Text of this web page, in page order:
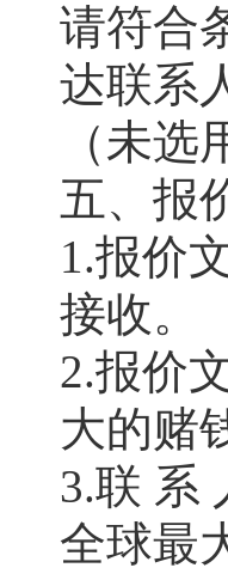
请符合
达联系
（未
五、报
1.报价
接收。
2.报价
大的赌
3.联 系
全球最